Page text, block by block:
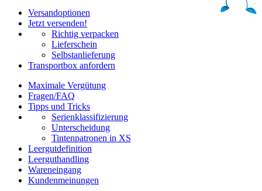
Versandoptionen
Jetzt versenden!
Richtig verpacken
Lieferschein
Selbstanlieferung
Transportbox anfordern
Maximale Vergütung
Fragen/FAQ
Tipps und Tricks
Serienklassifizierung
Unterscheidung
Tintenpatronen in XS
Leergutdefinition
Leerguthandling
Wareneingang
Kundenmeinungen